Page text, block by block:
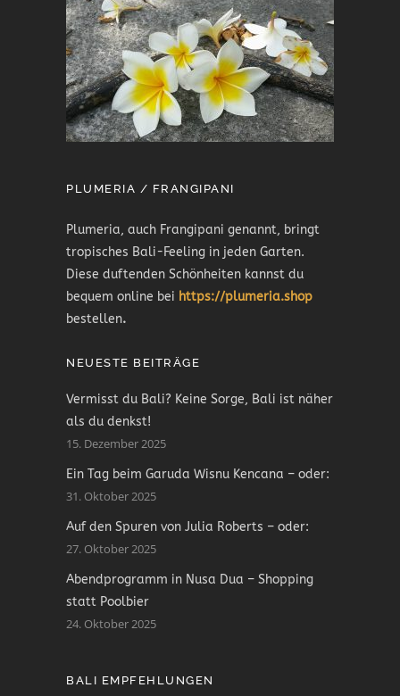
PLUMERIA / FRANGIPANI
Plumeria, auch Frangipani genannt, bringt
tropisches Bali-Feeling in jeden Garten.
Diese duftenden Schönheiten kannst du
bequem online bei https://plumeria.shop
bestellen.
NEUESTE BEITRÄGE
Vermisst du Bali? Keine Sorge, Bali ist näher
als du denkst!
15. Dezember 2025
Ein Tag beim Garuda Wisnu Kencana – oder:
31. Oktober 2025
Auf den Spuren von Julia Roberts – oder:
27. Oktober 2025
Abendprogramm in Nusa Dua – Shopping
statt Poolbier
24. Oktober 2025
BALI EMPFEHLUNGEN